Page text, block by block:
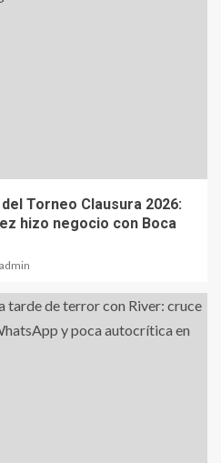
Torneo Clausura 2026:
hizo negocio con Boca